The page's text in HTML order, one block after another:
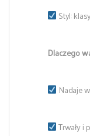
Styl:
Dlaczego
Nadaje
Trwały i